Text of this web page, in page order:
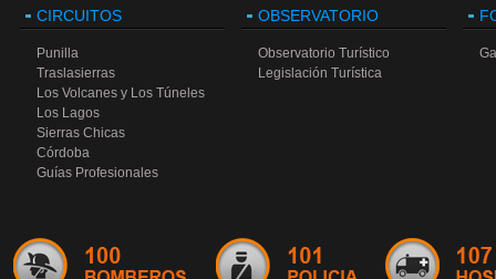
CIRCUITOS
Punilla
Traslasierras
Los Volcanes y Los Túneles
Los Lagos
Sierras Chicas
Córdoba
Guías Profesionales
OBSERVATORIO
Observatorio Turístico
Legislación Turística